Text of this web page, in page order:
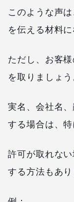
このような声
を伝える材料に
ただし、お客
を取りましょう
実名、会社名
する場合は、特
許可が取れな
する方法もあり